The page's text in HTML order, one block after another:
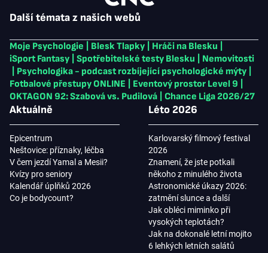
Další témata z našich webů
Moje Psychologie Blesk Tlapky Hráči na Blesku
iSport Fantasy
Spotřebitelské testy Blesku
Nemovitosti
Psychologika - podcast rozbíjející psychologické mýty
Fotbalové přestupy ONLINE
Eventový prostor Level 9
OKTAGON 92: Szabová vs. Pudilová
Chance Liga 2026/27
Aktuálně
Epicentrum
Neštovice: příznaky, léčba
V čem jezdí Yamal a Mesii?
Kvízy pro seniory
Kalendář úplňků 2026
Co je bodycount?
Léto 2026
Karlovarský filmový festival
2026
Znamení, že jste potkali
někoho z minulého života
Astronomické úkazy 2026:
zatmění slunce a další
Jak obléci miminko při
vysokých teplotách?
Jak na dokonalé letní mojito
6 lehkých letních salátů